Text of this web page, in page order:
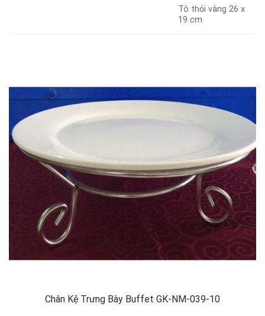
Tô thỏi vàng 26 x
19 cm
Chân Kệ Trưng Bày Buffet GK-NM-039-10